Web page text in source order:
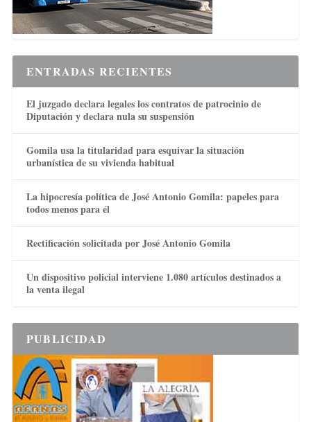
ENTRADAS RECIENTES
El juzgado declara legales los contratos de patrocinio de
Diputación y declara nula su suspensión
Gomila usa la titularidad para esquivar la situación
urbanística de su vivienda habitual
La hipocresía política de José Antonio Gomila: papeles para
todos menos para él
Rectificación solicitada por José Antonio Gomila
Un dispositivo policial interviene 1.080 artículos destinados a
la venta ilegal
PUBLICIDAD